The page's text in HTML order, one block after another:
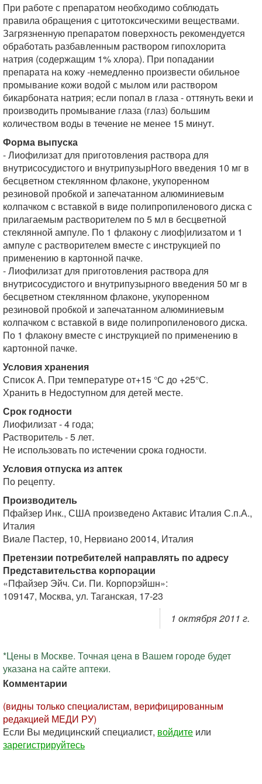
При работе с препаратом необходимо соблюдать
правила обращения с цитотоксическими веществами.
Загрязненную препаратом поверхность рекомендуется
обработать разбавленным раствором гипохлорита
натрия (содержащим 1% хлора). При попадании
препарата на кожу -немедленно произвести обильное
промывание кожи водой с мылом или раствором
бикарбоната натрия; если попал в глаза - оттянуть веки и
производить промывание глаза (глаз) большим
количеством воды в течение не менее 15 минут.
Форма выпуска
- Лиофилизат для приготовления раствора для
внутрисосудистого и внутрипузырНого введения 10 мг в
бесцветном стеклянном флаконе, укупоренном
резиновой пробкой и запечатанном алюминиевым
колпачком с вставкой в виде полипропиленового диска с
прилагаемым растворителем по 5 мл в бесцветной
стеклянной ампуле. По 1 флакону с лиоф|илизатом и 1
ампуле с растворителем вместе с инструкцией по
применению в картонной пачке.
- Лиофилизат для приготовления раствора для
внутрисосудистого и внутрипузырного введения 50 мг в
бесцветном стеклянном флаконе, укупоренном
резиновой пробкой и запечатанном алюминиевым
колпачком с вставкой в виде полипропиленового диска.
По 1 флакону вместе с инструкцией по применению в
картонной пачке.
Условия хранения
Список А. При температуре от+15 °С до +25°С.
Хранить в Недоступном для детей месте.
Срок годности
Лиофилизат - 4 года;
Растворитель - 5 лет.
Не использовать по истечении срока годности.
Условия отпуска из аптек
По рецепту.
Производитель
Пфайзер Инк., США произведено Актавис Италия С.п.А.,
Италия
Виале Пастер, 10, Нервиано 20014, Италия
Претензии потребителей направлять по адресу
Представительства корпорации
«Пфайзер Эйч. Си. Пи. Корпорэйшн»:
109147, Москва, ул. Таганская, 17-23
1 октября 2011 г.
*Цены в Москве. Точная цена в Вашем городе будет
указана на сайте аптеки.
Комментарии
(видны только специалистам, верифицированным
редакцией МЕДИ РУ)
Если Вы медицинский специалист, войдите или
зарегистрируйтесь